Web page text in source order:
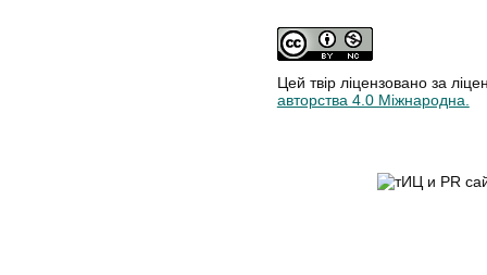
Цей твір ліцензовано за
авторства 4.0 Міжнародна.